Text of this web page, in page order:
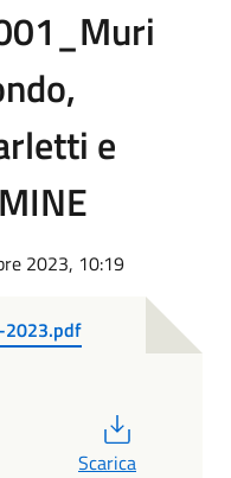
e
2023, 10:19
Scarica